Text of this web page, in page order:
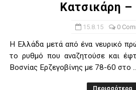
Κατσικάρη
15.8.15 0
Η Ελλάδα μετά από ένα νευρικό
το ρυθμό που αναζητούσε και
Βοσνίας Ερζεγοβίνης με 78-60 στο
Περισσότερα